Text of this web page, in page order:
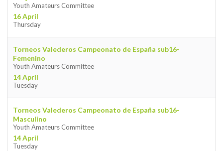
Youth Amateurs Committee
16 April
Thursday
Torneos Valederos Campeonato de España sub16-
Femenino
Youth Amateurs Committee
14 April
Tuesday
Torneos Valederos Campeonato de España sub16-
Masculino
Youth Amateurs Committee
14 April
Tuesday